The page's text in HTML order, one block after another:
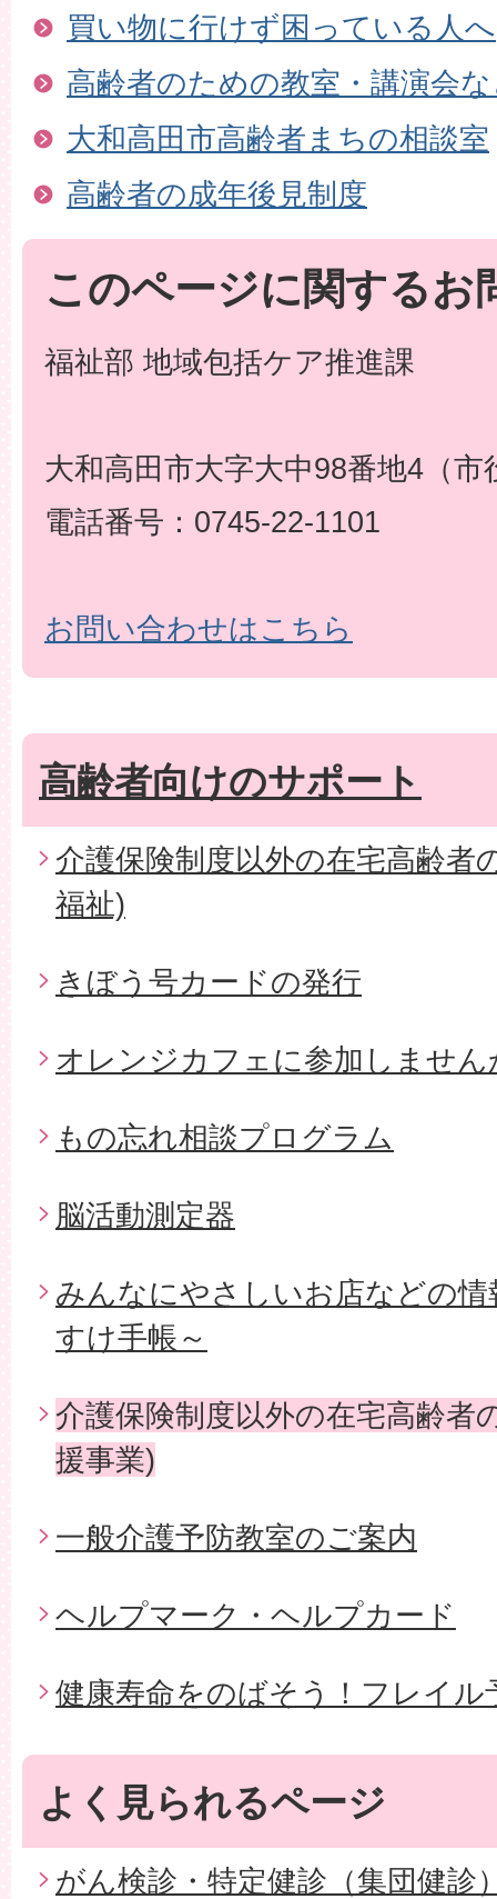
買い物に行けず困っている人へ
高齢者のための教室・講演会
大和高田市高齢者まちの相談室
高齢者の成年後見制度
このページに関するお
福祉部 地域包括ケア推進課
大和高田市大字大中98番地4（市
電話番号：0745-22-1101
お問い合わせはこちら
高齢者向けのサポート
介護保険制度以外の在宅高齢者
福祉)
きぼう号カードの発行
オレンジカフェに参加しません
もの忘れ相談プログラム
脳活動測定器
みんなにやさしいお店などの
すけ手帳～
介護保険制度以外の在宅高齢者
援事業)
一般介護予防教室のご案内
ヘルプマーク・ヘルプカード
健康寿命をのばそう！フレイル
よく見られるページ
がん検診・特定健診（集団健診